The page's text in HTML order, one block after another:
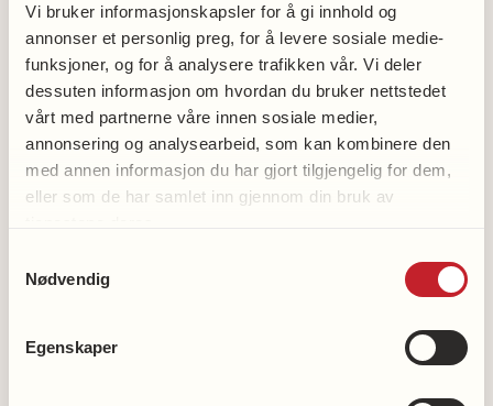
Vi bruker informasjonskapsler for å gi innhold og
annonser et personlig preg, for å levere sosiale medie-
funksjoner, og for å analysere trafikken vår. Vi deler
dessuten informasjon om hvordan du bruker nettstedet
vårt med partnerne våre innen sosiale medier,
annonsering og analysearbeid, som kan kombinere den
med annen informasjon du har gjort tilgjengelig for dem,
eller som de har samlet inn gjennom din bruk av
Nødvendig
Egenskaper
Bidrar til inkludering og bekjempelse av
utenforskap
Skaper generasjonsmøter og aktiviteter på
tvers av generasjoner
Har hatt stor betydning for folkehelsa og
sosiale forhold i nærmiljøet
gode kandidater, maksimalt en gang pr år. Prisen
kan med fordel deles ut i forbindelse med hjerteuka
eksisterende ordningen med Fortjenestenål,